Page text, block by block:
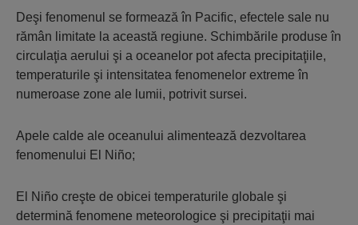
Deşi fenomenul se formează în Pacific, efectele sale nu
rămân limitate la această regiune. Schimbările produse în
circulaţia aerului şi a oceanelor pot afecta precipitaţiile,
temperaturile şi intensitatea fenomenelor extreme în
numeroase zone ale lumii, potrivit sursei.
Apele calde ale oceanului alimentează dezvoltarea
fenomenului El Niño;
El Niño creşte de obicei temperaturile globale şi
determină fenomene meteorologice şi precipitaţii mai